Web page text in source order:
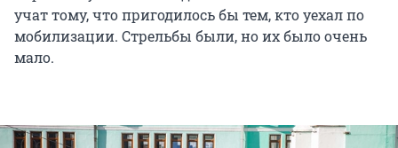
учат тому, что пригодилось бы тем, кто уехал по
мобилизации. Стрельбы были, но их было очень
мало.